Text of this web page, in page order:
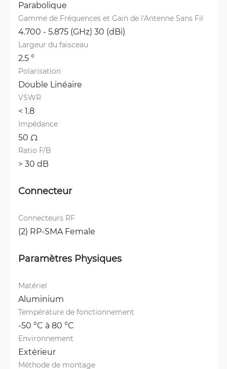
Parabolique
Gamme de Fréquences et Gain de l'Antenne Sans Fil
4.700 - 5.875 (GHz) 30 (dBi)
Largeur du faisceau
2.5 °
Polarisation
Double Linéaire
VSWR
< 1.8
Impédance
50 Ω
Ratio F/B
> 30 dB
Connecteur
Connecteurs RF
(2) RP-SMA Female
Paramètres Physiques
Matériel
Aluminium
Température de fonctionnement
-50 °C à 80 °C
Environnement
Extérieur
Méthode de montage